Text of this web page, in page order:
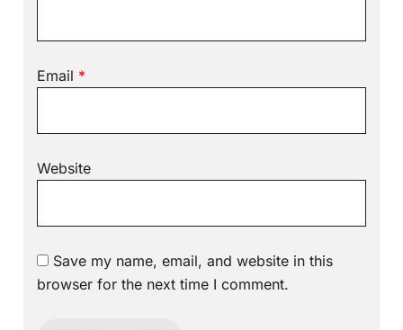
Email *
Website
Save my name, email, and website in this
browser for the next time I comment.